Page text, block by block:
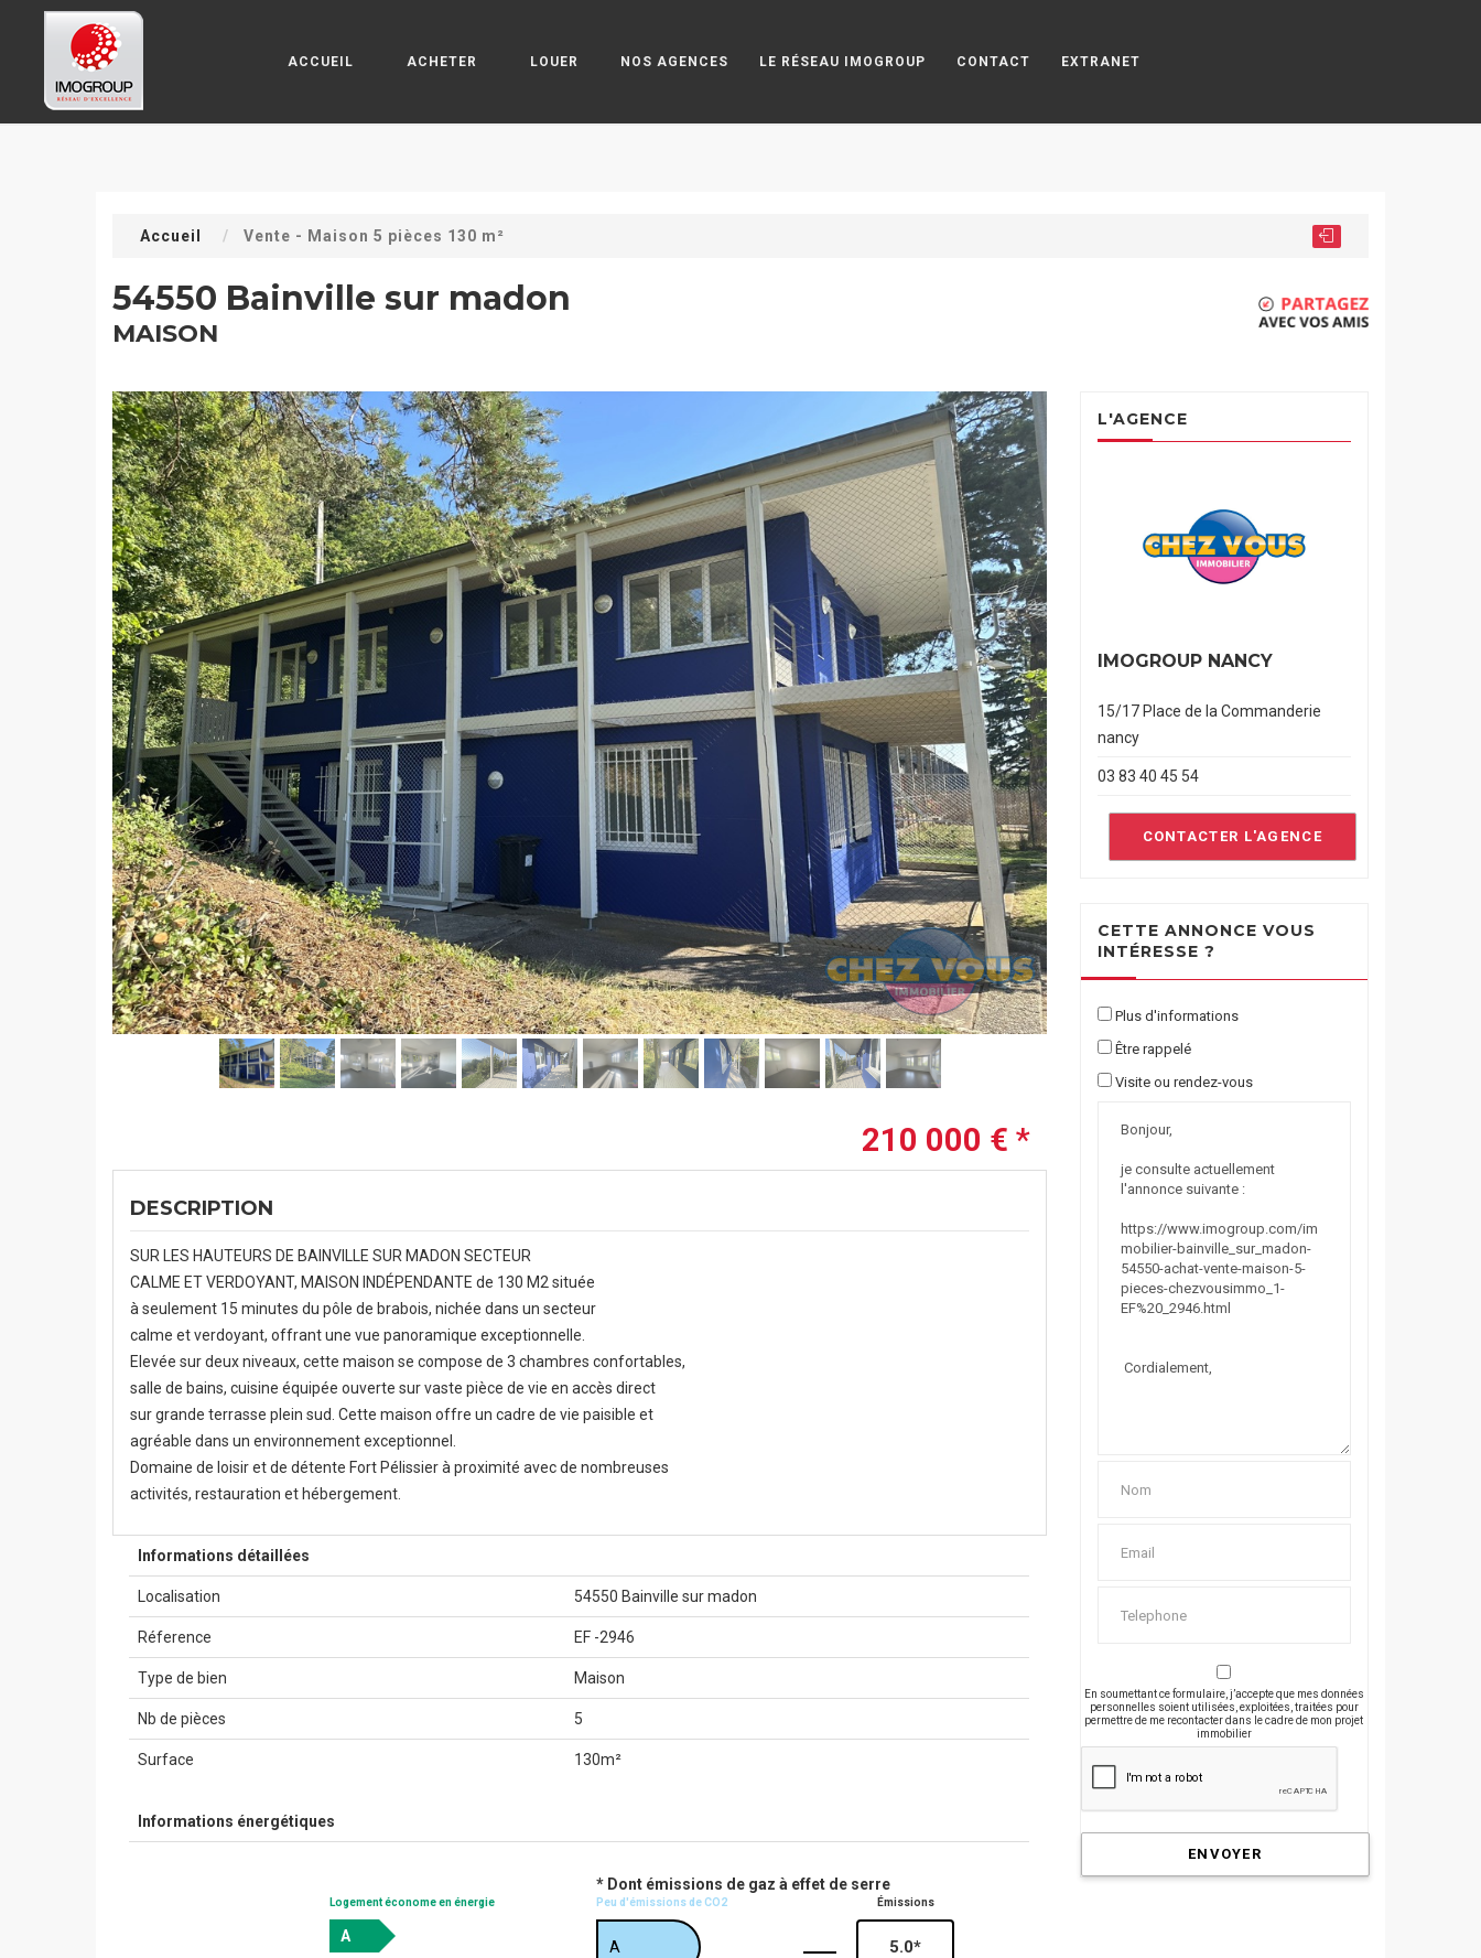
ACCUEIL ACHETER LOUER NOS AGENCES LE RÉSEAU IMOGROUP CONTACT EXTRANET
Accueil Vente - Maison 5 pièces 130 m²
54550 Bainville sur madon
MAISON
210 000 € *
DESCRIPTION
SUR LES HAUTEURS DE BAINVILLE SUR MADON SECTEUR
CALME ET VERDOYANT, MAISON INDÉPENDANTE de 130 M2 située
à seulement 15 minutes du pôle de brabois, nichée dans un secteur
calme et verdoyant, offrant une vue panoramique exceptionnelle.
Elevée sur deux niveaux, cette maison se compose de 3 chambres confortables,
salle de bains, cuisine équipée ouverte sur vaste pièce de vie en accès direct
sur grande terrasse plein sud. Cette maison offre un cadre de vie paisible et
agréable dans un environnement exceptionnel.
Domaine de loisir et de détente Fort Pélissier à proximité avec de nombreuses
activités, restauration et hébergement.
Informations détaillées
Localisation 54550 Bainville sur madon
Réference EF -2946
Type de bien Maison
Nb de pièces 5
Surface 130m²
Informations énergétiques
Logement économe en énergie
A
* Dont émissions de gaz à effet de serre
Peu d'émissions de CO2
5.0*
Émissions
A
L'AGENCE
IMOGROUP NANCY
15/17 Place de la Commanderie
nancy
03 83 40 45 54
CONTACTER L'AGENCE
CETTE ANNONCE VOUS
INTÉRESSE ?
Plus d'informations
Être rappelé
Visite ou rendez-vous
En soumettant ce formulaire, j’accepte que mes données
personnelles soient utilisées, exploitées, traitées pour
permettre de me recontacter dans le cadre de mon projet
immobilier
ENVOYER